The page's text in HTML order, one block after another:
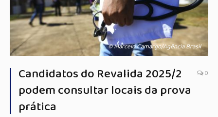
© Marcelo Camargo/Agência Brasil
Candidatos do Revalida 2025/2
podem consultar locais da prova
prática
0